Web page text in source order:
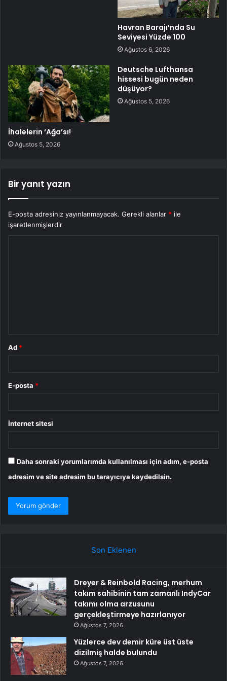
Havran Barajı’nda Su
Seviyesi Yüzde 100
Ağustos 6, 2026
İhalelerin ‘Ağa’sı!
Ağustos 5, 2026
Deutsche Lufthansa
hissesi bugün neden
düşüyor?
Ağustos 5, 2026
Bir yanıt yazın
E-posta adresiniz yayınlanmayacak. Gerekli alanlar * ile
işaretlenmişlerdir
Ad *
E-posta *
İnternet sitesi
Daha sonraki yorumlarımda kullanılması için adım, e-posta
adresim ve site adresim bu tarayıcıya kaydedilsin.
Son Eklenen
Dreyer & Reinbold Racing, merhum
takım sahibinin tam zamanlı IndyCar
takımı olma arzusunu
gerçekleştirmeye hazırlanıyor
Ağustos 7, 2026
Yüzlerce dev demir küre üst üste
dizilmiş halde bulundu
Ağustos 7, 2026